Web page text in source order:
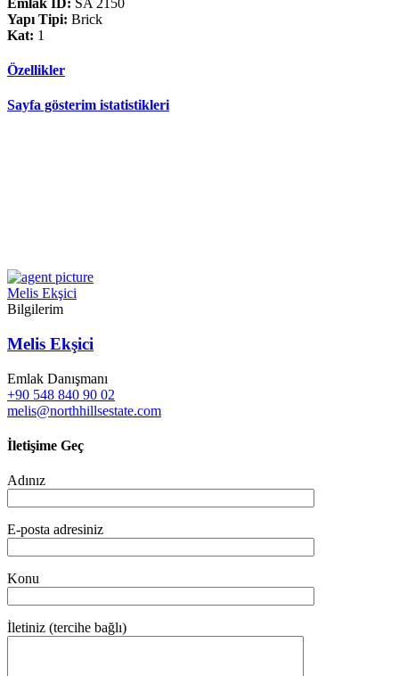
Yapı Tipi: Brick
Kat: 1
Özellikler
Sayfa gösterim istatistikleri
Melis Ekşici
Bilgilerim
Melis Ekşici
Emlak Danışmanı
+90 548 840 90 02
melis@northhillsestate.com
İletişime Geç
Adınız
E-posta adresiniz
Konu
İletiniz (tercihe bağlı)